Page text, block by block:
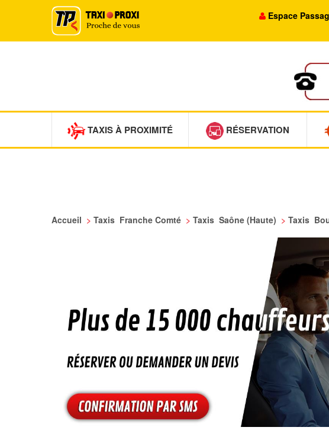
Espace
TAXIS À PROXIMITÉ RÉSERVATION
Accueil > Taxis Franche Comté > Taxis Saône (Haute) > Taxis